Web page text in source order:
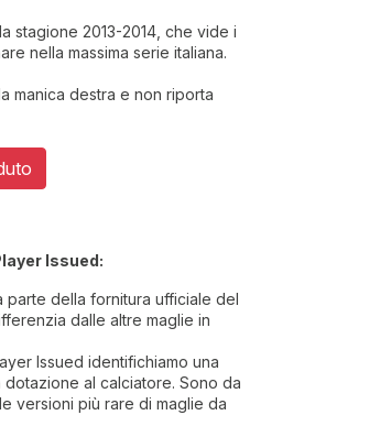
stagione 2013-2014, che vide i
nella massima serie italiana.
manica destra e non riporta
Issued:
parte della fornitura ufficiale del
dalle altre maglie in
Issued identifichiamo una
dotazione al calciatore. Sono da
versioni più rare di maglie da